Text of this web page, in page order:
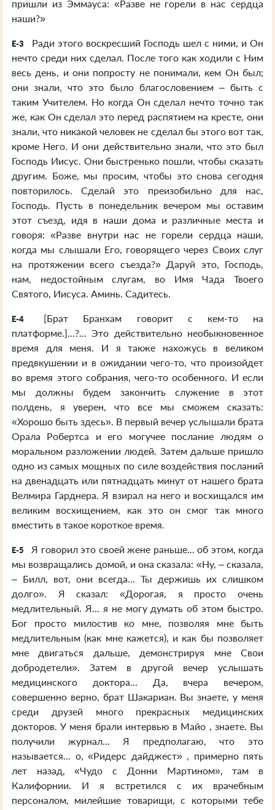
пришли из Эммауса: «Разве не горели в нас сердца
наши?»
E-3
Ради этого воскресший Господь шел с ними, и Он
нечто среди них сделал. После того как ходили с Ним
весь день, и они попросту не понимали, кем Он был;
они знали, что это было благословением – быть с
таким Учителем. Но когда Он сделал нечто точно так
же, как Он сделал это перед распятием на кресте, они
знали, что никакой человек не сделал бы этого вот так,
кроме Него. И они действительно знали, что это был
Господь Иисус. Они быстренько пошли, чтобы сказать
другим. Боже, мы просим, чтобы это снова сегодня
повторилось. Сделай это преизобильно для нас,
Господь. Пусть в понедельник вечером мы оставим
этот съезд, идя в наши дома и различные места и
говоря: «Разве внутри нас не горели сердца наши,
когда мы слышали Его, говорящего через Своих слуг
на протяжении всего съезда?» Даруй это, Господь,
нам, недостойным слугам, во Имя Чада Твоего
Святого, Иисуса. Аминь. Садитесь.
E-4
[Брат Бранхам говорит с кем-то на
платформе.]...?... Это действительно необыкновенное
время для меня. И я также нахожусь в великом
предвкушении и в ожидании чего-то, что произойдет
во время этого собрания, чего-то особенного. И если
мы должны будем закончить служение в этот
полдень, я уверен, что все мы сможем сказать:
«Хорошо быть здесь». В первый вечер услышали брата
Орала Робертса и его могучее послание людям о
моральном разложении людей. Затем дальше пришло
одно из самых мощных по силе воздействия посланий
на двенадцать или пятнадцать минут от нашего брата
Велмира Гарднера. Я взирал на него и восхищался им
великим восхищением, как это он смог так много
вместить в такое короткое время.
E-5
Я говорил это своей жене раньше... об этом, когда
мы возвращались домой, и она сказала: «Ну, – сказала,
– Билл, вот, они всегда... Ты держишь их слишком
долго». Я сказал: «Дорогая, я просто очень
медлительный. Я... я не могу думать об этом быстро.
Бог просто милостив ко мне, позволяя мне быть
медлительным (как мне кажется), и как бы позволяет
мне двигаться дальше, демонстрируя мне Свои
добродетели». Затем в другой вечер услышать
медицинского доктора... Да, вчера вечером,
совершенно верно, брат Шакариан. Вы знаете, у меня
среди друзей много прекрасных медицинских
докторов. У меня брали интервью в Майо , знаете. Вы
получили журнал... Я предполагаю, что это
называется... о, «Ридерс дайджест» , примерно пять
лет назад, «Чудо с Донни Мартином», там в
Калифорнии. И я встретился с их врачебным
персоналом, милейшие товарищи, с которыми тебе